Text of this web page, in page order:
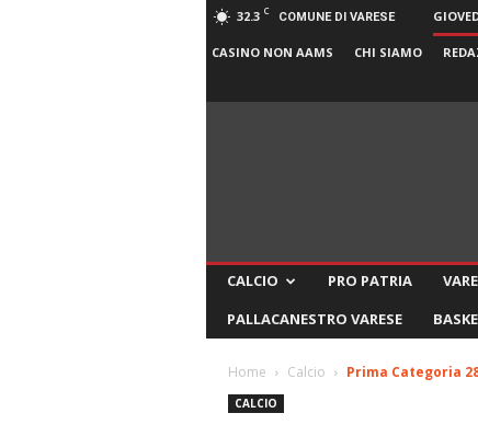
32.3 C COMUNE DI VARESE
CASINO NON AAMS CHI SIAMO
CALCIO PRO PATRIA
PALLACANESTRO VARESE
Home Calcio Prima Categoria
CALCIO